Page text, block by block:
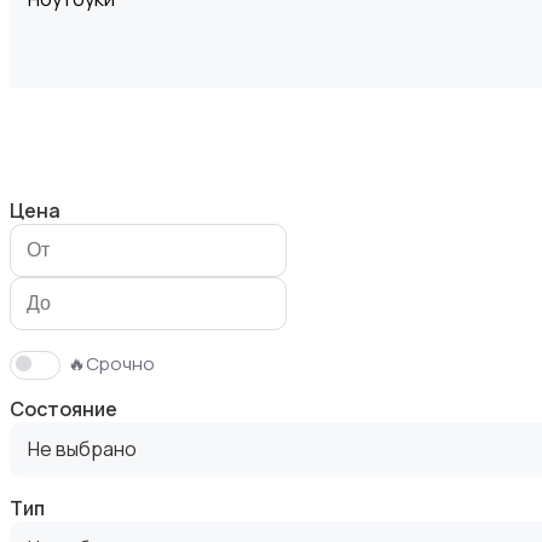
Мониторы
Цена
🔥Срочно
Состояние
Не выбрано
Тип